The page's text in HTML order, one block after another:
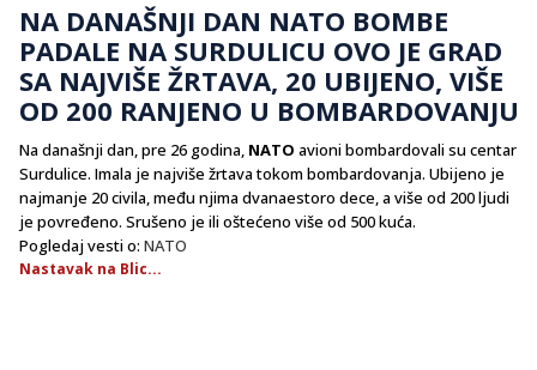
NA DANAŠNJI DAN NATO BOMBE
PADALE NA SURDULICU OVO JE GRAD
SA NAJVIŠE ŽRTAVA, 20 UBIJENO, VIŠE
OD 200 RANJENO U BOMBARDOVANJU
Na današnji dan, pre 26 godina, NATO avioni bombardovali su centar
Surdulice. Imala je najviše žrtava tokom bombardovanja. Ubijeno je
najmanje 20 civila, među njima dvanaestoro dece, a više od 200 ljudi
je povređeno. Srušeno je ili oštećeno više od 500 kuća.
Pogledaj vesti o: NATO
Nastavak na Blic...